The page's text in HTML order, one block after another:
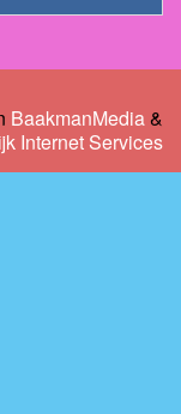
BaakmanMedia&
Internet Services